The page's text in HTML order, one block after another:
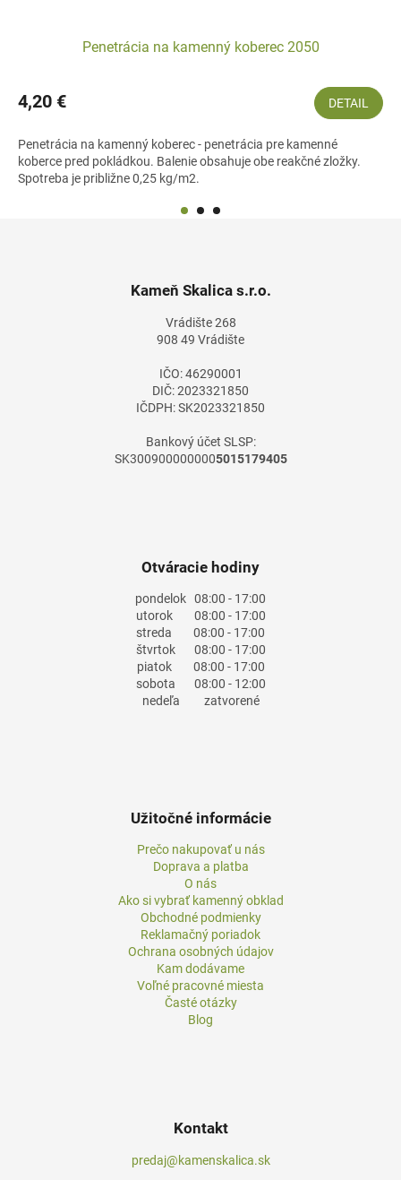
Penetrácia na kamenný koberec 2050
4,20 € DETAIL
Penetrácia na kamenný koberec - penetrácia pre kamenné
koberce pred pokládkou. Balenie obsahuje obe reakčné zložky.
Spotreba je približne 0,25 kg/m2.
Kameň Skalica s.r.o.
Vrádište 268
908 49 Vrádište
IČO: 46290001
DIČ: 2023321850
IČDPH: SK2023321850
Bankový účet SLSP:
SK3009000000005015179405
Otváracie hodiny
pondelok 08:00 - 17:00
utorok08:00 - 17:00
streda 08:00 - 17:00
štvrtok08:00 - 17:00
piatok08:00 - 17:00
sobota 08:00 - 12:00
nedeľa zatvorené
Užitočné informácie
Prečo nakupovať u nás
Doprava a platba
O nás
Ako si vybrať kamenný obklad
Obchodné podmienky
Reklamačný poriadok
Ochrana osobných údajov
Kam dodávame
Voľné pracovné miesta
Časté otázky
Blog
Kontakt
predaj@kamenskalica.sk